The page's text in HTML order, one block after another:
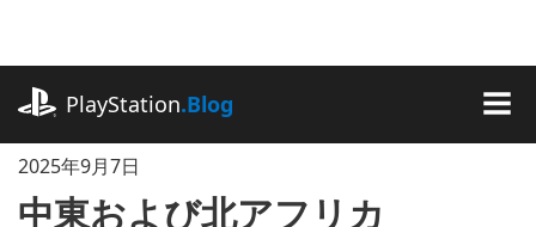
に
ッ
PlayStation.Blog
2025年9月7日
中東および北アフリカ